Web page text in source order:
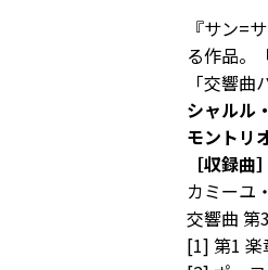
『サン=
る作品。
「交響
シャルル
モントリ
［収録曲］
カミーユ
交響曲 第
[1] 第1 楽